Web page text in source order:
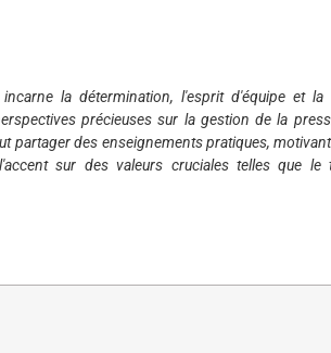
la détermination, l'esprit d'équipe et la
précieuses sur la gestion de la
partager des enseignements pratiques,
sur des valeurs cruciales telles que le